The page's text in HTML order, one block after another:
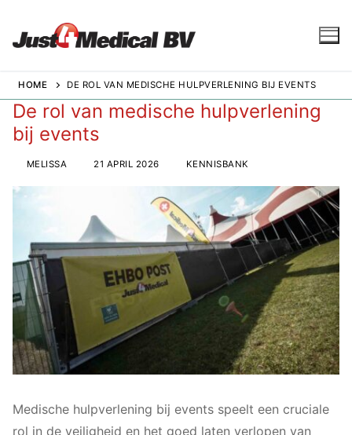
naar
Voorpagina
Evenementenzorg
EHBO op evenementen
Festivalzorg
Bedrijfsevenementen
Sportevenementen
Zorgniveaus
Specialismen
Zorgniveau’s
HOME DE ROL VAN MEDISCHE HULPVERLENING BIJ EVENTS
De rol van medische hulpverlening
bij events
MELISSA 21 APRIL 2026 KENNISBANK
Medische hulpverlening bij events speelt een cruciale
rol in de veiligheid en het goed laten verlopen van